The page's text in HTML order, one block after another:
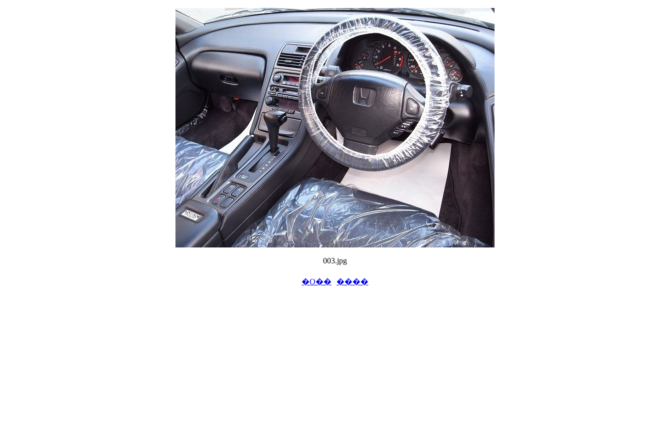
003.jpg
�O�� ����